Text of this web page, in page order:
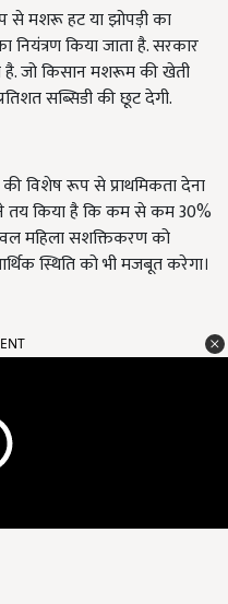
मशरू हट या झोपड़ी का
किया जाता है. सरकार
है. जो किसान मशरूम की खेती
सब्सिडी की छूट देगी.
विशेष रूप से प्राथमिकता देना
तय किया है कि कम से कम 30%
महिला सशक्तिकरण को
स्थिति को भी मजबूत करेगा।